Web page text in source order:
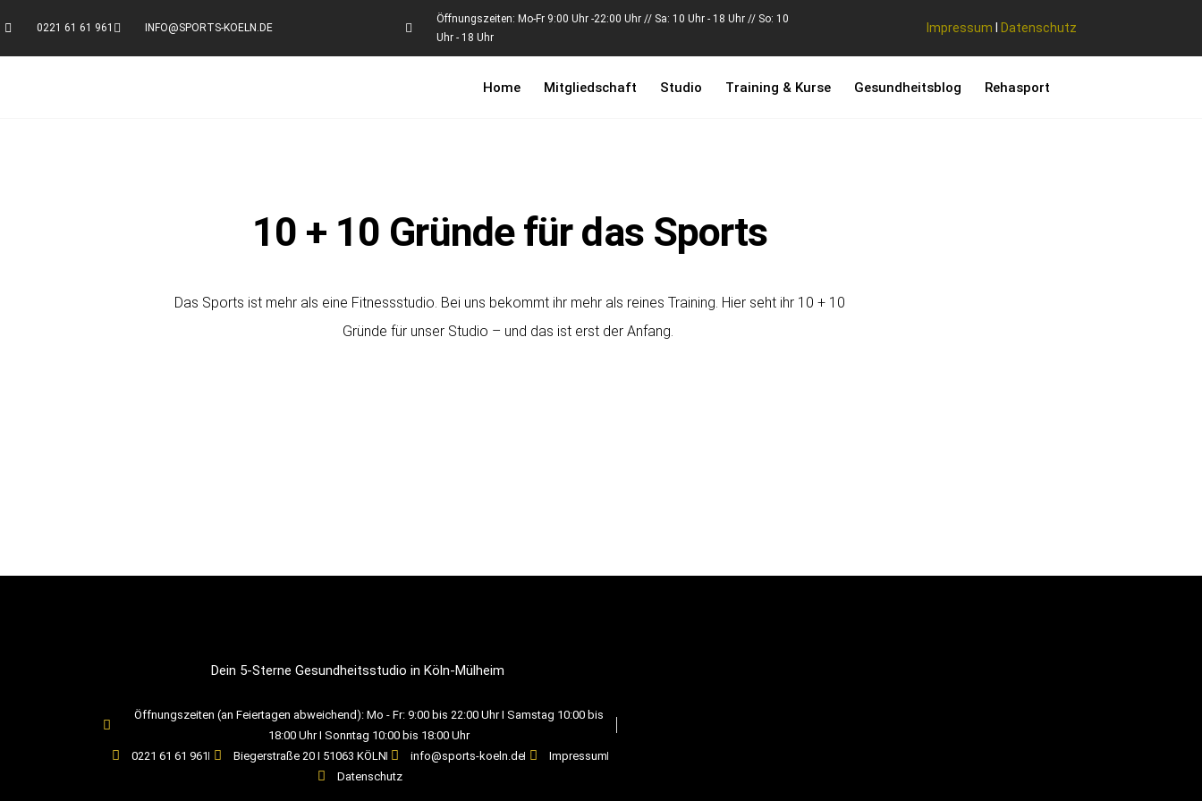
0221 61 61 961 INFO@SPORTS-KOELN.DE
Öffnungszeiten: Mo-Fr 9:00 Uhr -22:00 Uhr // Sa: 10 Uhr - 18 Uhr // So: 10
Uhr - 18 Uhr
Impressum Datenschutz
Home Mitgliedschaft Studio Training & Kurse Gesundheitsblog Rehasport
10 + 10 Gründe für das Sports
Das Sports ist mehr als eine Fitnessstudio. Bei uns bekommt ihr mehr als reines Training. Hier seht ihr 10 + 10
Gründe für unser Studio – und das ist erst der Anfang.
Dein 5-Sterne Gesundheitsstudio in Köln-Mülheim
Öffnungszeiten (an Feiertagen abweichend): Mo - Fr: 9:00 bis 22:00 Uhr I Samstag 10:00 bis
18:00 Uhr I Sonntag 10:00 bis 18:00 Uhr
0221 61 61 961
Biegerstraße 20 I 51063 KÖLN info@sports-koeln.de
Impressum
Datenschutz